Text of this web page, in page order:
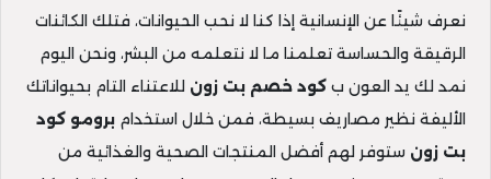
نعرف شيئًا عن الإنسانية إذا كنا لا نحب الحيوانات، فتلك الكائنات
الرقيقة والحساسة تعلمنا ما لا نتعلمه من البشر، ونحن اليوم
نمد لك يد العون ب كود خصم بت زون للاعتناء التام بحيواناتك
الأليفة نظير مصاريف بسيطة، فمن خلال استخدام برومو كود
بت زون ستوفر لهم أفضل المنتجات الصحية والغذائية من